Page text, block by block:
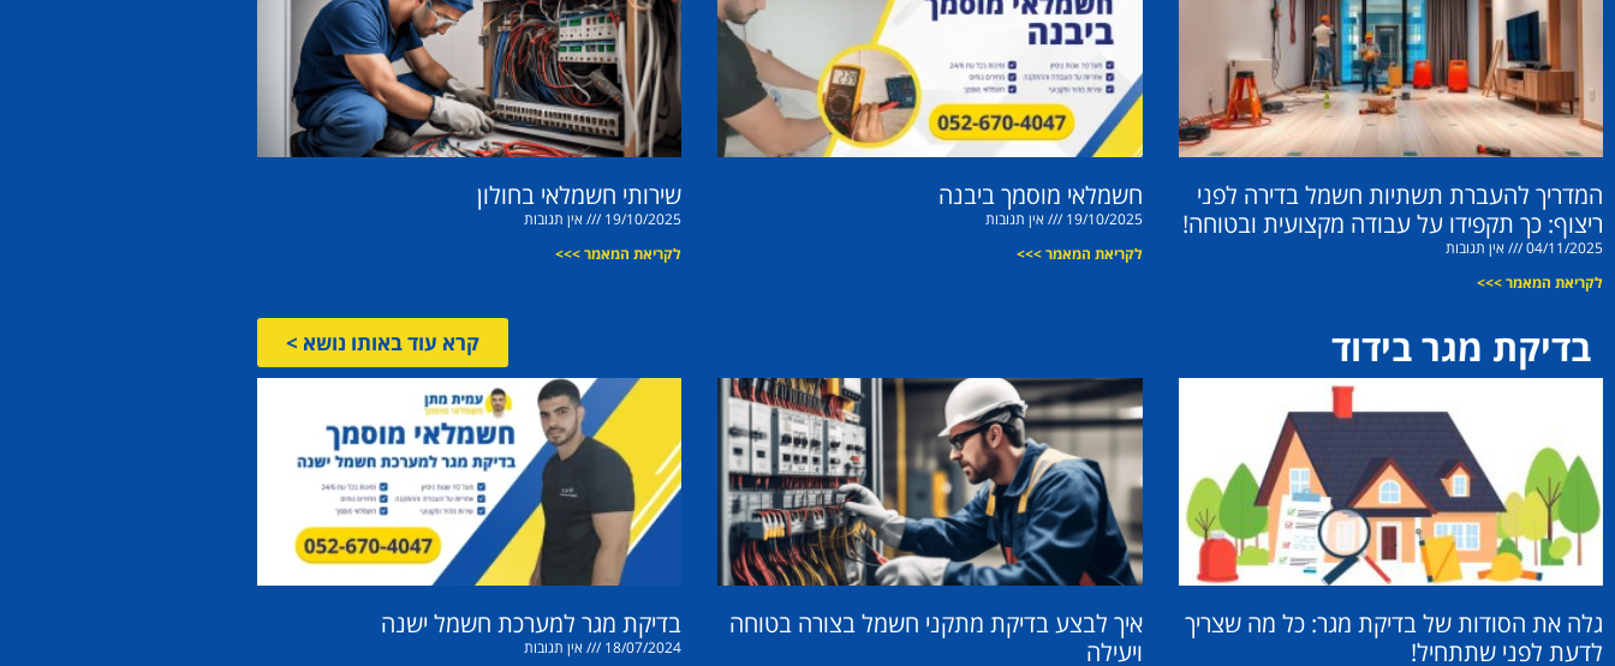
המדריך להעברת תשתיות חשמל בדירה לפני
ריצוף: כך תקפידו על עבודה מקצועית ובטוחה!
04/11/2025
אין תגובות
לקריאת המאמר >>>
חשמלאי מוסמך ביבנה
19/10/2025
אין תגובות
לקריאת המאמר >>>
שירותי חשמלאי בחולון
19/10/2025
אין תגובות
לקריאת המאמר >>>
בדיקת מגר בידוד קרא עוד באותו נושא >
גלה את הסודות של בדיקת מגר: כל מה שצריך
לדעת לפני שתתחיל!
איך לבצע בדיקת מתקני חשמל בצורה בטוחה
ויעילה
בדיקת מגר למערכת חשמל ישנה
18/07/2024
אין תגובות